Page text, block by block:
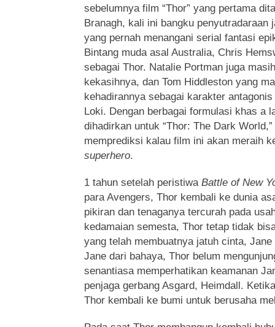
sebelumnya film “Thor” yang pertama
Branagh, kali ini bangku penyutradaraan
yang pernah menangani serial fantasi
Bintang muda asal Australia, Chris
sebagai Thor. Natalie Portman juga
kekasihnya, dan Tom Hiddleston yang
kehadirannya sebagai karakter
Loki. Dengan berbagai formulasi khas a
dihadirkan untuk “Thor: The Dark
memprediksi kalau film ini akan meraih
superhero.
1 tahun setelah peristiwa Battle of New
para Avengers, Thor kembali ke dunia
pikiran dan tenaganya tercurah pada
kedamaian semesta, Thor tetap tidak
yang telah membuatnya jatuh cinta,
Jane dari bahaya, Thor belum
senantiasa memperhatikan keamanan
penjaga gerbang Asgard, Heimdall.
Thor kembali ke bumi untuk berusaha